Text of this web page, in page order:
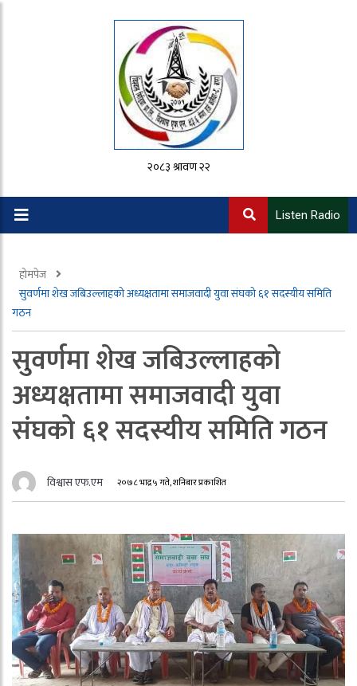
२०८३ श्रावण २२
Listen Radio
होमपेज
सुवर्णमा शेख जबिउल्लाहको अध्यक्षतामा समाजवादी युवा संघको ६१ सदस्यीय समिति
गठन
सुवर्णमा शेख जबिउल्लाहको
अध्यक्षतामा समाजवादी युवा
संघको ६१ सदस्यीय समिति गठन
विश्वास एफ.एम २०७८ भाद्र ५ गते, शनिबार प्रकाशित